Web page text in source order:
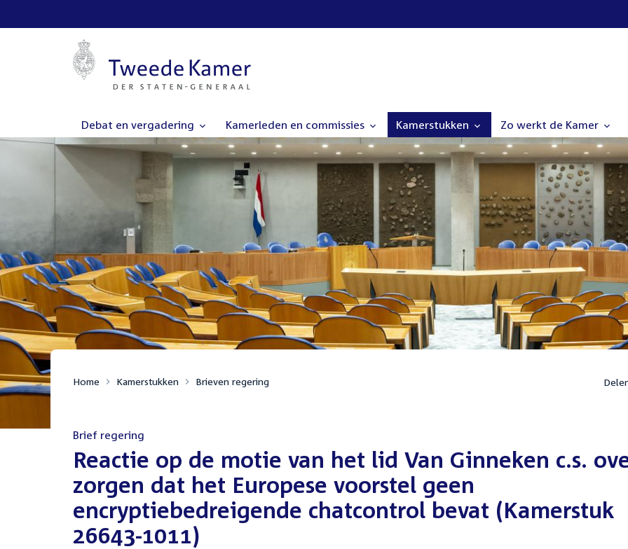
Debat en vergadering Kamerleden en commissies Kamerstukken Zo werkt de Kamer
Home Kamerstukken Brieven regering
Brief regering
:Reactie op de motie van het lid Van Ginneken c.s.
zorgen dat het Europese voorstel geen
encryptiebedreigende chatcontrol bevat (Kamerstuk
26643-1011)